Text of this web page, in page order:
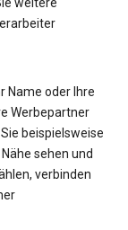
weitere
Name oder Ihre
Werbepartner
beispielsweise
sehen und
verbinden